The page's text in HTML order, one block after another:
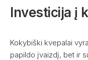
Investicija į
Kokybiški kvepalai
papildo įvaizdį, bet ir